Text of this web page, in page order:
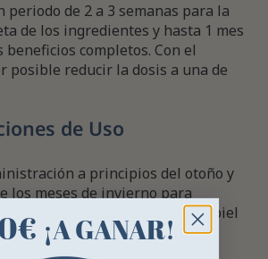
periodo de 2 a 3 semanas para la
de los ingredientes y hasta 1 mes
completos. Con el
posible reducir la dosis a una de
de Uso
a principios del otoño y
los meses de invierno para
estado las patas, los pies y la piel
Almacenar en un lugar fresco,
solar directa.
¡A GANAR!